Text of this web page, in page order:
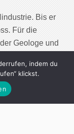
Bis er
Für die
Geologe und
Hunger der
es zur
Mexiko
indem du
klickst.